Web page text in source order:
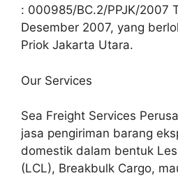
: 000985/BC.2/PPJK/2007
Desember 2007, yang
Priok Jakarta Utara.
Our Services
Sea Freight Services
jasa pengiriman barang
domestik dalam bentuk
(LCL), Breakbulk Cargo,